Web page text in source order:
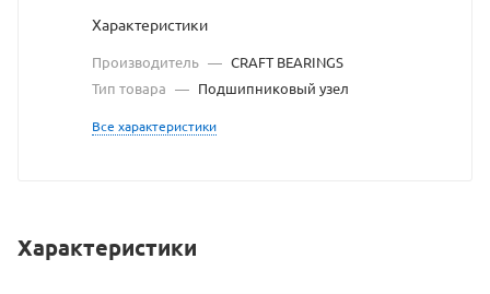
https://
без
разрешения
владельца
Характеристики
Производитель — CRAFT BEARINGS
Тип товара — Подшипниковый узел
Все характеристики
Характеристики